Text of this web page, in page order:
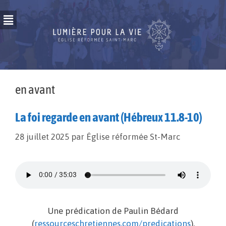
en avant
La foi regarde en avant (Hébreux 11.8-10)
28 juillet 2025 par Église réformée St-Marc
Une prédication de Paulin Bédard
(ressourceschretiennes.com/predications).